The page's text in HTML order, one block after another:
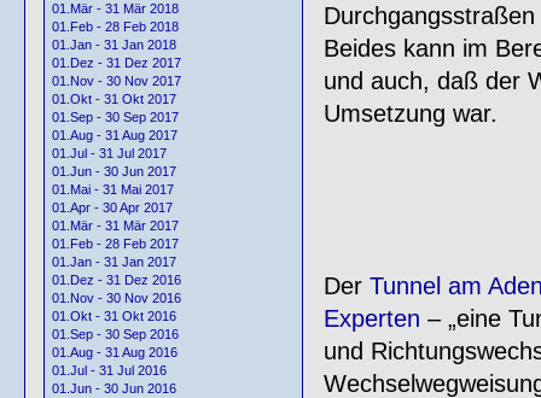
01.Mär - 31 Mär 2018
01.Feb - 28 Feb 2018
01.Jan - 31 Jan 2018
01.Dez - 31 Dez 2017
01.Nov - 30 Nov 2017
01.Okt - 31 Okt 2017
01.Sep - 30 Sep 2017
01.Aug - 31 Aug 2017
01.Jul - 31 Jul 2017
01.Jun - 30 Jun 2017
01.Mai - 31 Mai 2017
01.Apr - 30 Apr 2017
01.Mär - 31 Mär 2017
01.Feb - 28 Feb 2017
01.Jan - 31 Jan 2017
01.Dez - 31 Dez 2016
01.Nov - 30 Nov 2016
01.Okt - 31 Okt 2016
01.Sep - 30 Sep 2016
01.Aug - 31 Aug 2016
01.Jul - 31 Jul 2016
01.Jun - 30 Jun 2016
Beides kann im
und auch, daß der
Umsetzung war.
Der Tunnel am
Experten – „eine
und